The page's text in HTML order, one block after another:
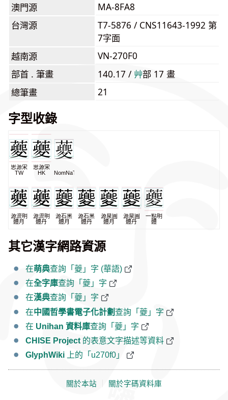
澳門源
MA-8FA8
台灣源
T7-5876 / CNS11643-1992 第
7字面
越南源
VN-270F0
部首 . 筆畫
140.17 / ⾋部 17 畫
總筆畫
21
字型收錄
思源宋
TW
思源宋
HK
NomNaTong
源流明
體月
源流明
體丹
源石黑
體月
源石黑
體丹
源泉圓
體月
源泉圓
體丹
一點明
體
其它漢字網路資源
在萌典查詢「𧃰」字 (華語)
在全字庫查詢「𧃰」字
在漢典查詢「𧃰」字
在中國哲學書電子化計劃查詢「𧃰」字
在 Unihan 資料庫查詢「𧃰」字
CHISE Project 的表意文字描述等資料
GlyphWiki 上的「u270f0」
關於本站 關於字碼資料庫